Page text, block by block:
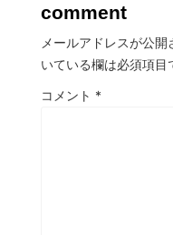
comment
メールアドレスが公開
いている欄は必須項目
コメント *